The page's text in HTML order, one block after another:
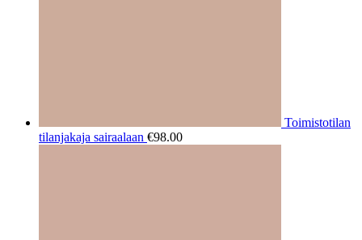
Toimistotilan
tilanjakaja sairaalaan €98.00